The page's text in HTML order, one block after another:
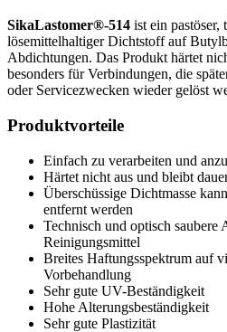
SikaLastomer®-514 ist ein pastöser,
lösemittelhaltiger Dichtstoff auf
Abdichtungen. Das Produkt härtet
besonders für Verbindungen, die
oder Servicezwecken wieder gelöst
Produktvorteile
Einfach zu verarbeiten und
Härtet nicht aus und bleibt
Überschüssige Dichtmasse
entfernt werden
Technisch und optisch saubere
Reinigungsmittel
Breites Haftungsspektrum auf
Vorbehandlung
Sehr gute UV-Beständigkeit
Hohe Alterungsbeständigkeit
Sehr gute Plastizität